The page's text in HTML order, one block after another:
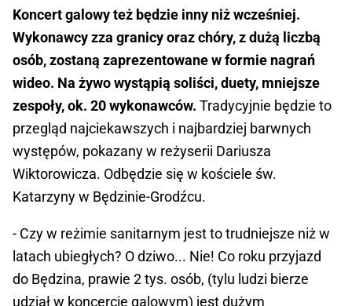
Koncert galowy też będzie inny niż wcześniej.
Wykonawcy zza granicy oraz chóry, z dużą liczbą
osób, zostaną zaprezentowane w formie nagrań
wideo. Na żywo wystąpią soliści, duety, mniejsze
zespoły, ok. 20 wykonawców. Tradycyjnie będzie to
przegląd najciekawszych i najbardziej barwnych
występów, pokazany w reżyserii Dariusza
Wiktorowicza. Odbędzie się w kościele św.
Katarzyny w Będzinie-Grodźcu.
- Czy w reżimie sanitarnym jest to trudniejsze niż w
latach ubiegłych? O dziwo... Nie! Co roku przyjazd
do Będzina, prawie 2 tys. osób, (tylu ludzi bierze
udział w koncercie galowym) jest dużym